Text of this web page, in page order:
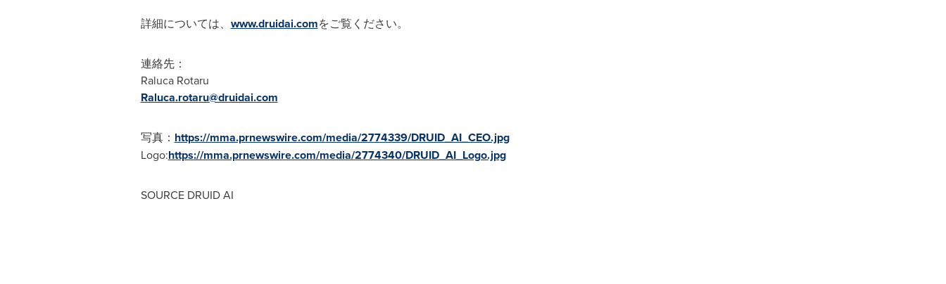
詳細については、 www.druidai.comをご覧ください。
連絡先：
Raluca Rotaru
Raluca.rotaru@druidai.com
写真： https://mma.prnewswire.com/media/2774339/DRUID_AI_CEO.jpg
Logo:https://mma.prnewswire.com/media/2774340/DRUID_AI_Logo.jpg
SOURCE DRUID AI